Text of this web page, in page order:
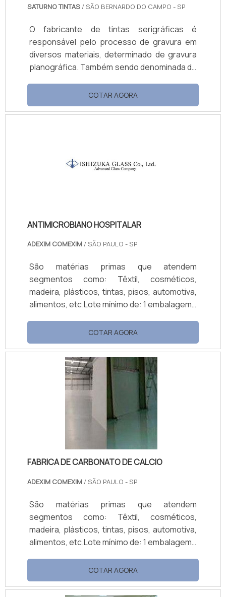
SATURNO TINTAS / SÃO BERNARDO DO CAMPO - SP
O fabricante de tintas serigráficas é
responsável pelo processo de gravura em
diversos materiais, determinado de gravura
planográfica. Também sendo denominada de
processo de impressão, em que a tinta
específica é vazada, manualmente pela
pressão de um rodo através de uma tela
Poliuretânica; Polietileno; Serigrafia UV;
COTAR AGORA
ANTIMICROBIANO HOSPITALAR
ADEXIM COMEXIM / SÃO PAULO - SP
São matérias primas que atendem
segmentos como: Têxtil, cosméticos,
madeira, plásticos, tintas, pisos, automotiva,
alimentos, etc.Lote mínimo de: 1 embalagem -
antimicrobiano hospitalar é indicado,
promovendo um controle efetivo contra
infecções hospitalares, sendo de grande
apoio as normas de higienes existentes
nestes ambientes, principalmente em locais
de difícil acesso.A utilização do
antimicrobiano Ionpure tem como principal
função o controle do desenvolvimento.
COTAR AGORA
FABRICA DE CARBONATO DE CALCIO
ADEXIM COMEXIM / SÃO PAULO - SP
São matérias primas que atendem
segmentos como: Têxtil, cosméticos,
madeira, plásticos, tintas, pisos, automotiva,
alimentos, etc.Lote mínimo de: 1 embalagem -
carbonato de cálcio é um produto mineral
que possui grande importância em diversos
segmentos da indústria, por conta de sua
COTAR AGORA